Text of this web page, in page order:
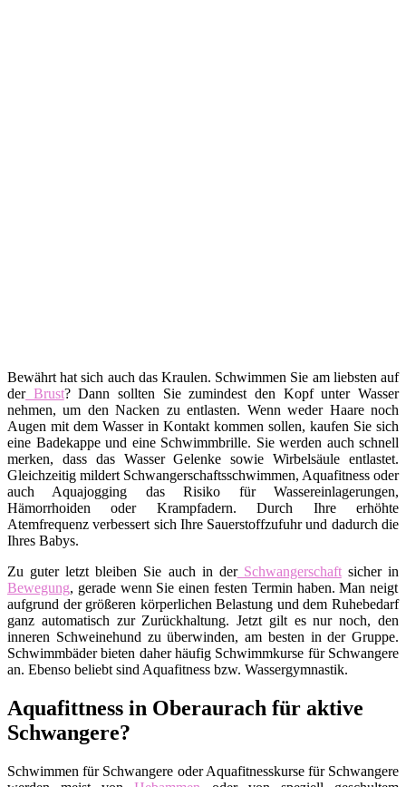
Bewährt hat sich auch das Kraulen. Schwimmen Sie am liebsten auf
derBrust? Dann sollten Sie zumindest den Kopf unter Wasser
nehmen, um den Nacken zu entlasten. Wenn weder Haare noch
Augen mit dem Wasser in Kontakt kommen sollen, kaufen Sie sich
eine Badekappe und eine Schwimmbrille. Sie werden auch schnell
merken, dass das Wasser Gelenke sowie Wirbelsäule entlastet.
Gleichzeitig mildert Schwangerschaftsschwimmen, Aquafitness oder
auch Aquajogging das Risiko für Wassereinlagerungen,
Hämorrhoiden oder Krampfadern. Durch Ihre erhöhte
Atemfrequenz verbessert sich Ihre Sauerstoffzufuhr und dadurch die
Ihres Babys.
Zu guter letzt bleiben Sie auch in derSchwangerschaftsicher in
Bewegung, gerade wenn Sie einen festen Termin haben. Man neigt
aufgrund der größeren körperlichen Belastung und dem Ruhebedarf
ganz automatisch zur Zurückhaltung. Jetzt gilt es nur noch, den
inneren Schweinehund zu überwinden, am besten in der Gruppe.
Schwimmbäder bieten daher häufig Schwimmkurse für Schwangere
an. Ebenso beliebt sind Aquafitness bzw. Wassergymnastik.
Aquafittness in Oberaurach für aktive
Schwangere?
Schwimmen für Schwangere oder Aquafitnesskurse für Schwangere